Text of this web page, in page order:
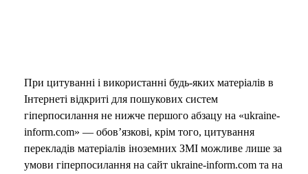
При цитуванні і використанні будь-яких матеріалів в
Інтернеті відкриті для пошукових систем
гіперпосилання не нижче першого абзацу на «ukraine-
inform.com» — обов’язкові, крім того, цитування
перекладів матеріалів іноземних ЗМІ можливе лише за
умови гіперпосилання на сайт ukraine-inform.com та на